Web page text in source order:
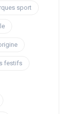
sport
festifs